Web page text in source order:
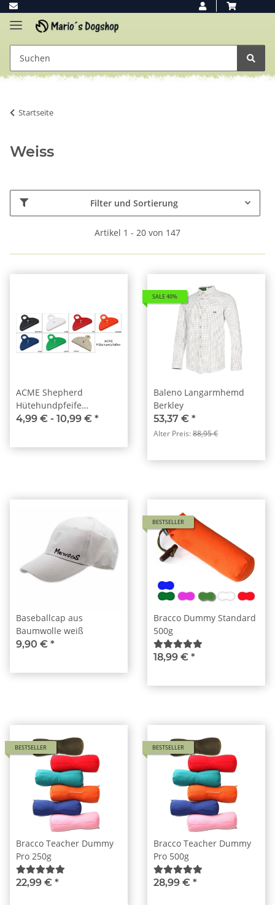
Startseite
Weiss
Filter und Sortierung
Artikel 1 - 20 von 147
ACME Shepherd
Hütehundpfeife
Hundepfeife Hütepfeife
4,99 € - 10,99 € *
SALE 40%
Baleno Langarmhemd
Berkley
53,37 € *
Alter Preis:88,95 €
Baseballcap aus
Baumwolle weiß
9,90 € *
BESTSELLER
Bracco Dummy Standard
500g
18,99 € *
BESTSELLER
Bracco Teacher Dummy
Pro 250g
22,99 € *
BESTSELLER
Bracco Teacher Dummy
Pro 500g
28,99 € *